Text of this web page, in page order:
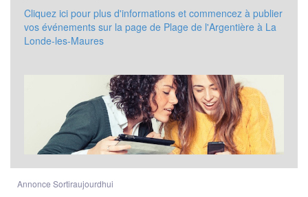
Cliquez ici pour plus d'informations et commencez à publier
vos événements sur la page de Plage de l'Argentière à La
Londe-les-Maures
Annonce Sortiraujourdhui